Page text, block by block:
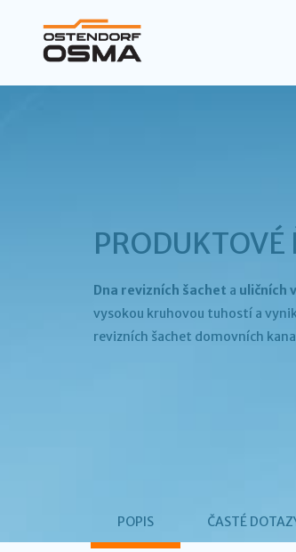
PRODUKTOVÉ
Dna revizních šachet a uličních
vysokou kruhovou tuhostí a
revizních šachet domovních
POPIS ČASTÉ